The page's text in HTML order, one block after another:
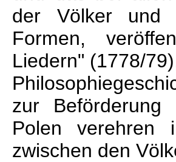
der Völker und
Formen,
Liedern" (1778/
zur
Polen
zwischen den